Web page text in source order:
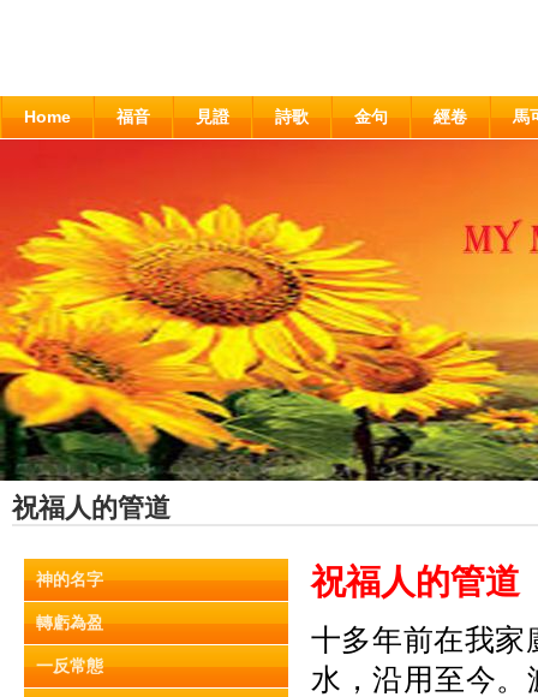
Home 福音 見證 詩歌 金句 經卷 馬
祝福人的管道
神的名字
轉虧為盈
一反常態
祝福人的管道
十多年前在我家
水，沿用至今